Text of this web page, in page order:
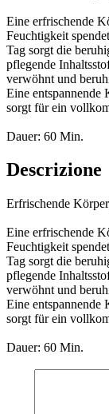
Eine erfrischende
Feuchtigkeit
Tag sorgt die
pflegende
verwöhnt und
Eine entspannende
sorgt für ein
Dauer: 60 Min.
Descrizione
Erfrischende
Eine erfrischende
Feuchtigkeit
Tag sorgt die
pflegende
verwöhnt und
Eine entspannende
sorgt für ein
Dauer: 60 Min.